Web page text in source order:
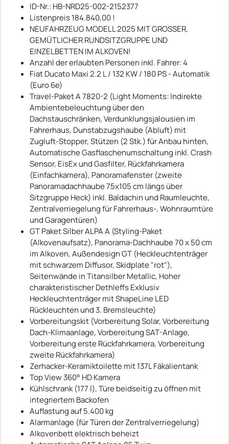
ID-Nr.: HB-NRD25-002-2152377
Listenpreis 184.840,00 !
NEUFAHRZEUG MODELL 2025 MIT GROSSER,
GEMÜTLICHER RUNDSITZGRUPPE UND
EINZELBETTEN IM ALKOVEN!
Anzahl der erlaubten Personen inkl. Fahrer: 4
Fiat Ducato Maxi 2.2 L / 132 KW / 180 PS - Automatik
(Euro 6e)
Travel-Paket A 7820-2 (Light Moments: Indirekte
Ambientebeleuchtung über den
Dachstauschränken, Verdunklungsjalousien im
Fahrerhaus, Dunstabzugshaube (Abluft) mit
Zugluft-Stopper, Stützen (2 Stk.) für Anbau hinten,
Automatische Gasflaschenumschaltung inkl. Crash
Sensor, EisEx und Gasfilter, Rückfahrkamera
(Einfachkamera), Panoramafenster (zweite
Panoramadachhaube 75x105 cm längs über
Sitzgruppe Heck) inkl. Baldachin und Raumleuchte,
Zentralverriegelung für Fahrerhaus-, Wohnraumtüre
und Garagentüren)
GT Paket Silber ALPA A (Styling-Paket
(Alkovenaufsatz), Panorama-Dachhaube 70 x 50 cm
im Alkoven, Außendesign GT (Heckleuchtenträger
mit schwarzem Diffusor, Skidplate "rot"),
Seitenwände in Titansilber Metallic, Hoher
charakteristischer Dethleffs Exklusiv
Heckleuchtenträger mit ShapeLine LED
Rückleuchten und 3. Bremsleuchte)
Vorbereitungskit (Vorbereitung Solar, Vorbereitung
Dach-Klimaanlage, Vorbereitung SAT-Anlage,
Vorbereitung erste Rückfahrkamera, Vorbereitung
zweite Rückfahrkamera)
Zerhacker-Keramiktoilette mit 137L Fäkalientank
Top View 360° HD Kamera
Kühlschrank (177 l), Türe beidseitig zu öffnen mit
integriertem Backofen
Auflastung auf 5.400 kg
Alarmanlage (für Türen der Zentralverriegelung)
Alkovenbett elektrisch beheizt